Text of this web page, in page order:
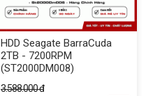
HDD Seagate BarraCuda
2TB - 7200RPM
(ST2000DM008)
3.588.000 đ